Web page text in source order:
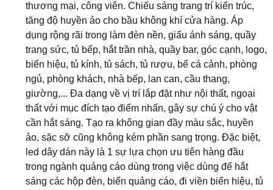
thương mại, công viên. Chiếu sáng trang trí kiến trúc,
tăng độ huyền ảo cho bầu không khí cửa hàng. Áp
dụng rộng rãi trong làm đèn nền, giấu ánh sáng, quầy
trang sức, tủ bếp, hắt trần nhà, quầy bar, góc cạnh, logo,
biển hiệu, tủ kính, tủ sách, tủ rượu, bể cá cảnh, phòng
ngủ, phòng khách, nhà bếp, lan can, cầu thang,
giường,... Đa dạng về vị trí lắp đặt như nội thất, ngoại
thất với mục đích tạo điểm nhấn, gây sự chú ý cho vật
cần hắt sáng. Tạo ra không gian đầy màu sắc, huyền
ảo, sặc sỡ cũng không kém phần sang trọng. Đặc biệt,
led dây dán này là 1 sự lựa chọn ưu tiên hàng đầu
trong ngành quảng cáo dùng trong việc dùng để hắt
sáng các hộp đèn, biển quảng cáo, đi viền biển hiệu, tủ